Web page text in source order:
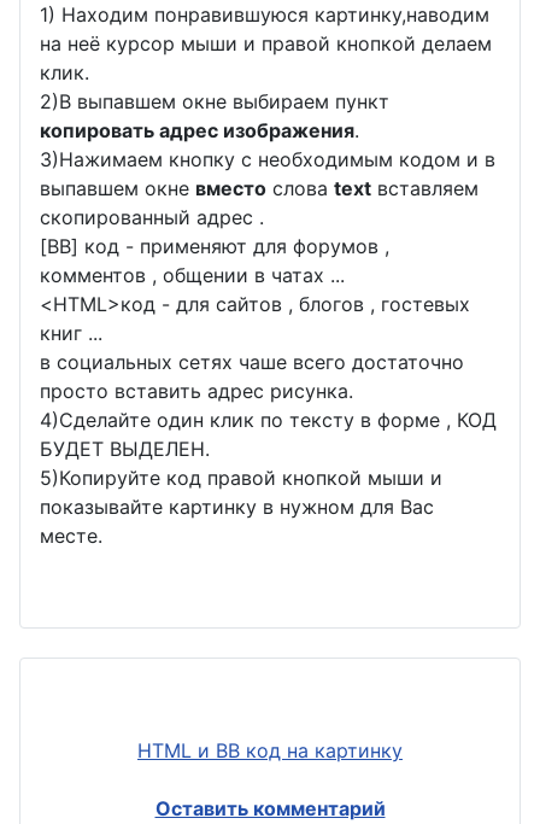
1) Находим понравившуюся картинку,наводим
на неё курсор мыши и правой кнопкой делаем
клик.
2)В выпавшем окне выбираем пункт
копировать адрес изображения.
3)Нажимаем кнопку с необходимым кодом и в
выпавшем окне вместо слова text вставляем
скопированный адрес .
[BB] код - применяют для форумов ,
комментов , общении в чатах ...
<HTML>код - для сайтов , блогов , гостевых
книг ...
в социальных сетях чаше всего достаточно
просто вставить адрес рисунка.
4)Сделайте один клик по тексту в форме , КОД
БУДЕТ ВЫДЕЛЕН.
5)Копируйте код правой кнопкой мыши и
показывайте картинку в нужном для Вас
месте.
HTML и BB код на картинку
Оставить комментарий